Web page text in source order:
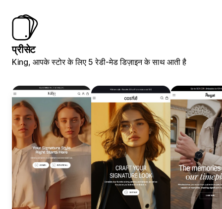
प्रीसेट
King, आपके स्टोर के लिए 5 रेडी-मेड डिज़ाइन के साथ आती है